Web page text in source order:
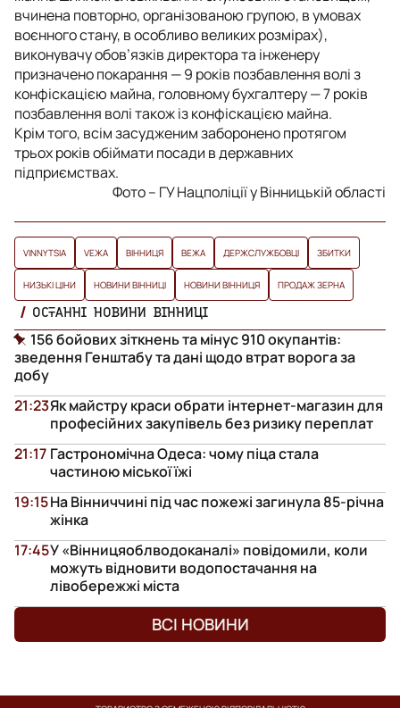
вчинена повторно, організованою групою, в умовах
воєнного стану, в особливо великих розмірах),
виконувачу обов’язків директора та інженеру
призначено покарання — 9 років позбавлення волі з
конфіскацією майна, головному бухгалтеру — 7 років
позбавлення волі також із конфіскацією майна.
Крім того, всім засудженим заборонено протягом
трьох років обіймати посади в державних
підприємствах.
Фото – ГУ Нацполіції у Вінницькій області
VINNYTSIA VЕЖА ВІННИЦЯ ВЕЖА ДЕРЖСЛУЖБОВЦІ ЗБИТКИ
НИЗЬКІ ЦІНИ НОВИНИ ВІННИЦІ НОВИНИ ВІННИЦЯ ПРОДАЖ ЗЕРНА
ОСТАННІ НОВИНИ ВІННИЦІ
156 бойових зіткнень та мінус 910 окупантів:
зведення Генштабу та дані щодо втрат ворога за
добу
Як майстру краси обрати інтернет-магазин для
професійних закупівель без ризику переплат
21:23
Гастрономічна Одеса: чому піца стала
частиною міської їжі
21:17
На Вінниччині під час пожежі загинула 85-річна
жінка
19:15
У «Вінницяоблводоканалі» повідомили, коли
можуть відновити водопостачання на
лівобережжі міста
17:45
ВСІ НОВИНИ